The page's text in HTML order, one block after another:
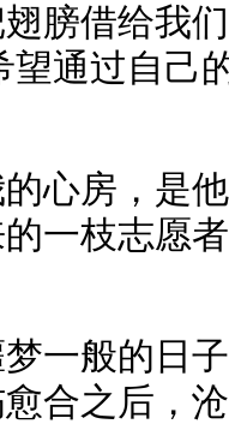
翅膀借给我
望通过自己
房，是他
一枝志愿
般的日子
合之后，